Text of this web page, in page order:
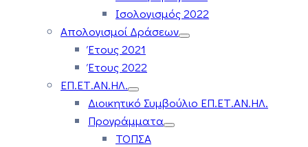
Ισολογισμός 2022
Απολογισμοί Δράσεων
Έτους 2021
Έτους 2022
ΕΠ.ΕΤ.ΑΝ.ΗΛ.
Διοικητικό Συμβούλιο ΕΠ.ΕΤ.ΑΝ.ΗΛ.
Προγράμματα
ΤΟΠΣΑ